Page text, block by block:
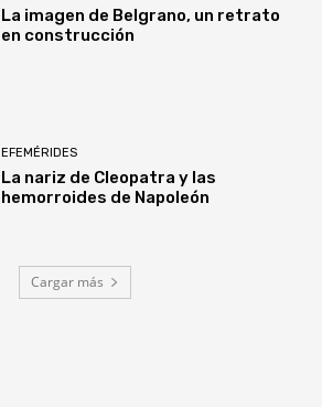
La imagen de Belgrano, un retrato
en construcción
EFEMÉRIDES
La nariz de Cleopatra y las
hemorroides de Napoleón
Cargar más